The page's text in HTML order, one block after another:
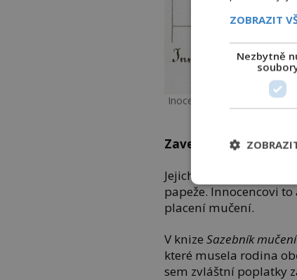
Inocenc VIII., vlastním
Zavedl Sazebník
Jejich majetek pak
papeže. Innocencovi
placení mučení.
V knizeSazebník mučení
které musela rodina
sem zvláštní poplatky
ZOBRAZIT
Nezbytně